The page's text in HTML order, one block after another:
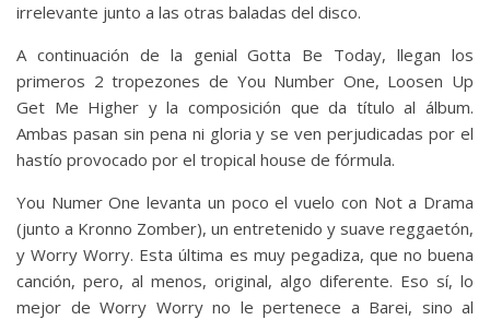
irrelevante junto a las otras baladas del disco.
A continuación de la genial Gotta Be Today, llegan los
primeros 2 tropezones de You Number One, Loosen Up
Get Me Higher y la composición que da título al álbum.
Ambas pasan sin pena ni gloria y se ven perjudicadas por el
hastío provocado por el tropical house de fórmula.
You Numer One levanta un poco el vuelo con Not a Drama
(junto a Kronno Zomber), un entretenido y suave reggaetón,
y Worry Worry. Esta última es muy pegadiza, que no buena
canción, pero, al menos, original, algo diferente. Eso sí, lo
mejor de Worry Worry no le pertenece a Barei, sino al